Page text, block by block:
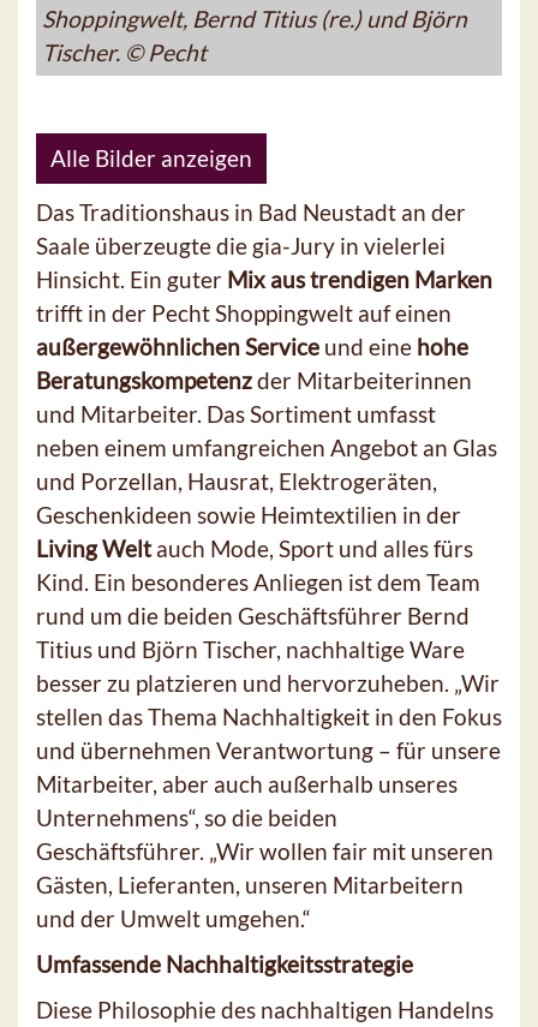
Shoppingwelt, Bernd Titius (re.) und Björn
Tischer. © Pecht
Alle Bilder anzeigen
Das Traditionshaus in Bad Neustadt an der
Saale überzeugte die gia-Jury in vielerlei
Hinsicht. Ein guter Mix aus trendigen Marken
trifft in der Pecht Shoppingwelt auf einen
außergewöhnlichen Service und eine hohe
Beratungskompetenzder Mitarbeiterinnen
und Mitarbeiter. Das Sortiment umfasst
neben einem umfangreichen Angebot an Glas
und Porzellan, Hausrat, Elektrogeräten,
Geschenkideen sowie Heimtextilien in der
Living Weltauch Mode, Sport und alles fürs
Kind. Ein besonderes Anliegen ist dem Team
rund um die beiden Geschäftsführer Bernd
Titius und Björn Tischer, nachhaltige Ware
besser zu platzieren und hervorzuheben. „Wir
stellen das Thema Nachhaltigkeit in den Fokus
und übernehmen Verantwortung – für unsere
Mitarbeiter, aber auch außerhalb unseres
Unternehmens“, so die beiden
Geschäftsführer. „Wir wollen fair mit unseren
Gästen, Lieferanten, unseren Mitarbeitern
und der Umwelt umgehen.“
Umfassende Nachhaltigkeitsstrategie
Diese Philosophie des nachhaltigen Handelns